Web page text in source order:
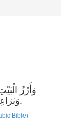
وَأَرْزُ
وَبَرَاعِمِ زُهُورٍ. الْجَمِيعُ أَرْزٌ. لَمْ يَكُنْ يُرَى حَجَرٌ.
Bible)